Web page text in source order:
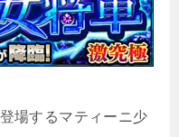
場するマティーニ少